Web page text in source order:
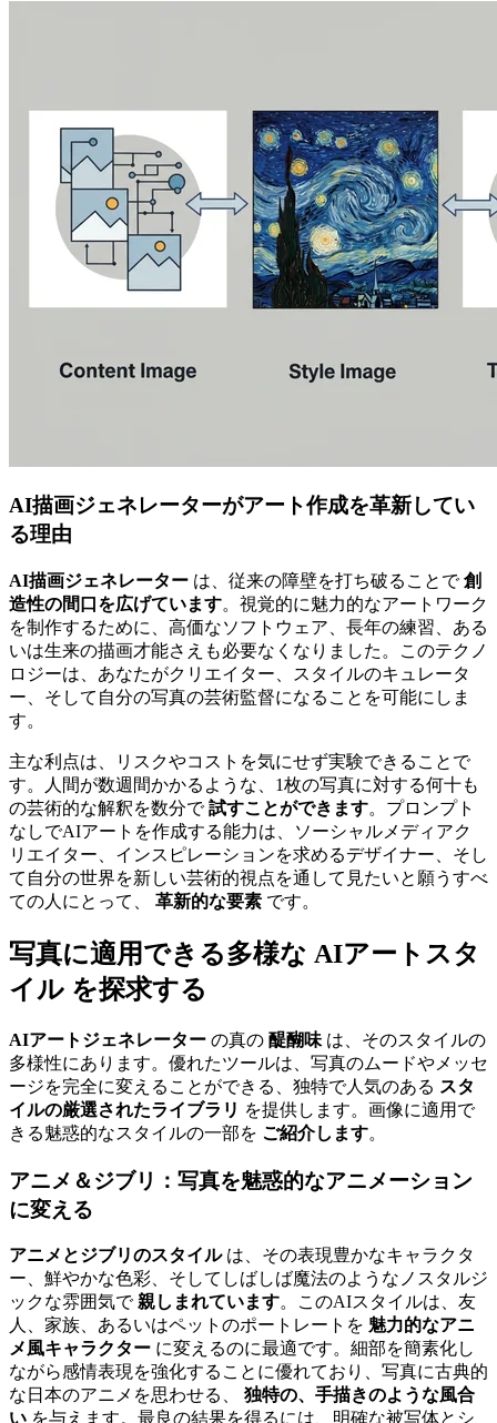
AI描画ジェネレーターがアート作成を革新してい
る理由
AI描画ジェネレーター は、従来の障壁を打ち破ることで創
造性の間口を広げています。視覚的に魅力的なアートワーク
を制作するために、高価なソフトウェア、長年の練習、ある
いは生来の描画才能さえも必要なくなりました。このテクノ
ロジーは、あなたがクリエイター、スタイルのキュレータ
ー、そして自分の写真の芸術監督になることを可能にしま
す。
主な利点は、リスクやコストを気にせず実験できることで
す。人間が数週間かかるような、1枚の写真に対する何十も
の芸術的な解釈を数分で試すことができます。プロンプト
なしでAIアートを作成する能力は、ソーシャルメディアク
リエイター、インスピレーションを求めるデザイナー、そし
て自分の世界を新しい芸術的視点を通して見たいと願うすべ
ての人にとって、 革新的な要素 です。
写真に適用できる多様な AIアートスタ
イル を探求する
AIアートジェネレーター の真の 醍醐味 は、そのスタイルの
多様性にあります。優れたツールは、写真のムードやメッセ
ージを完全に変えることができる、独特で人気のある スタ
イルの厳選されたライブラリ を提供します。画像に適用で
きる魅惑的なスタイルの一部を ご紹介します。
アニメ＆ジブリ：写真を魅惑的なアニメーション
に変える
アニメとジブリのスタイルは、その表現豊かなキャラクタ
ー、鮮やかな色彩、そしてしばしば魔法のようなノスタルジ
ックな雰囲気で親しまれています。このAIスタイルは、友
人、家族、あるいはペットのポートレートを 魅力的なアニ
メ風キャラクター に変えるのに最適です。細部を簡素化し
ながら感情表現を強化することに優れており、写真に古典的
な日本のアニメを思わせる、 独特の、手描きのような風合
い を与えます。最良の結果を得るには、明確な被写体とシ